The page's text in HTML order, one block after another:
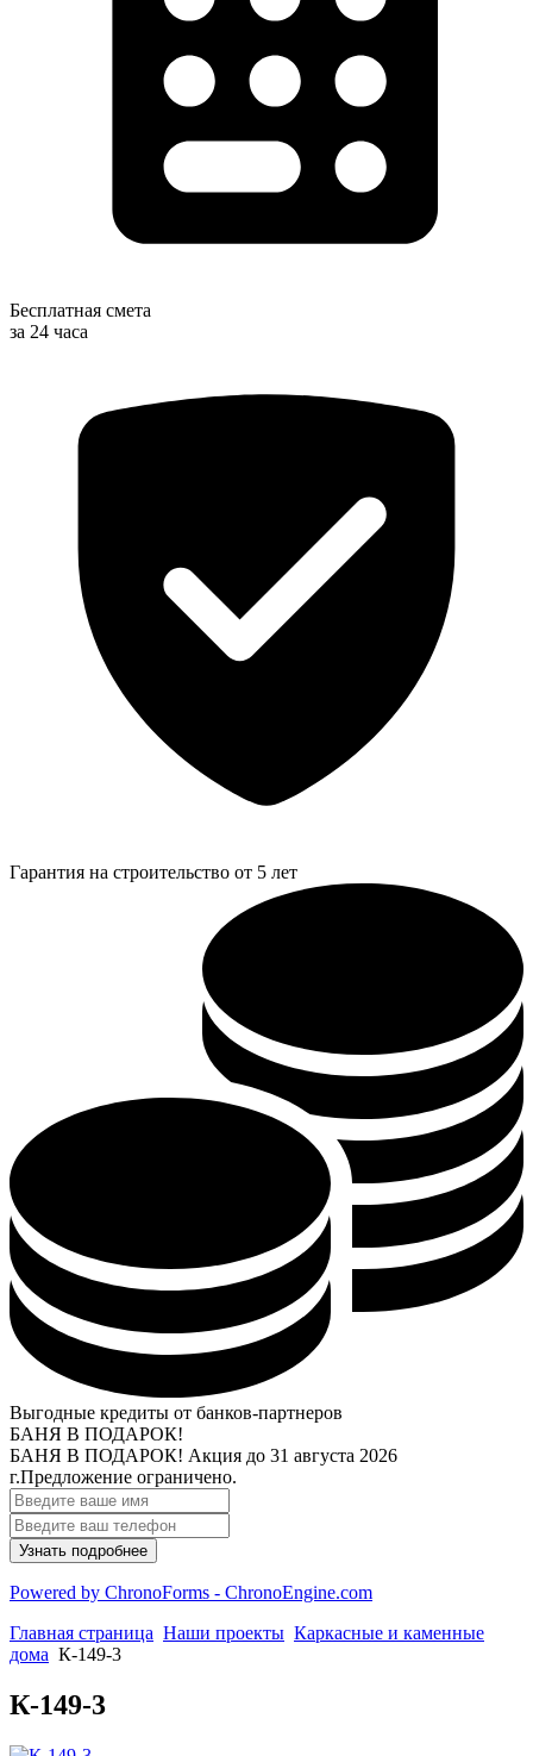
Бесплатная смета
за 24 часа
Гарантия на строительство от 5 лет
Выгодные кредиты от банков-партнеров
БАНЯ В ПОДАРОК!
БАНЯ В ПОДАРОК! Акция до 31 августа 2026
г.Предложение ограничено.
Powered by ChronoForms - ChronoEngine.com
Главная страница Наши проекты Каркасные и каменные
дома К-149-3
К-149-3